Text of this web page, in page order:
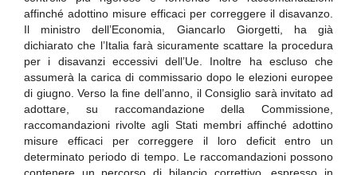
affinché adottino misure efficaci per correggere il disavanzo.
Il ministro dell’Economia, Giancarlo Giorgetti, ha già
dichiarato che l’Italia farà sicuramente scattare la procedura
per i disavanzi eccessivi dell’Ue. Inoltre ha escluso che
assumerà la carica di commissario dopo le elezioni europee
di giugno. Verso la fine dell’anno, il Consiglio sarà invitato ad
adottare, su raccomandazione della Commissione,
raccomandazioni rivolte agli Stati membri affinché adottino
misure efficaci per correggere il loro deficit entro un
determinato periodo di tempo. Le raccomandazioni possono